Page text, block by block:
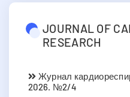
JOURNAL OF
RESEARCH
Журнал
2026. №2/4